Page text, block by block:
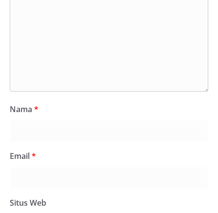
Nama *
Email*
Situs Web